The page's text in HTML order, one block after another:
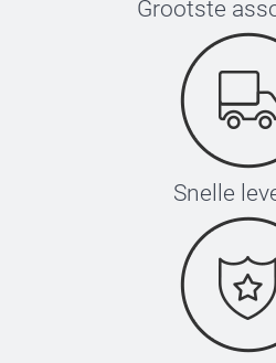
Grootste
Snelle